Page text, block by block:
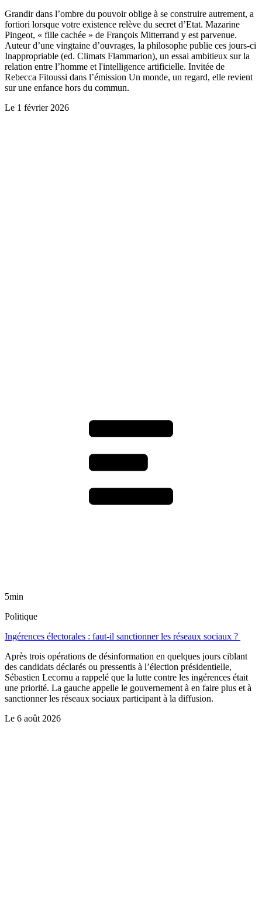
Grandir dans l’ombre du pouvoir oblige à se construire autrement, a
fortiori lorsque votre existence relève du secret d’Etat. Mazarine
Pingeot, « fille cachée » de François Mitterrand y est parvenue.
Auteur d’une vingtaine d’ouvrages, la philosophe publie ces jours-ci
Inappropriable (ed. Climats Flammarion), un essai ambitieux sur la
relation entre l’homme et l'intelligence artificielle. Invitée de
Rebecca Fitoussi dans l’émission Un monde, un regard, elle revient
sur une enfance hors du commun.
Le 1 février 2026
5min
Politique
Ingérences électorales : faut-il sanctionner les réseaux sociaux ?
Après trois opérations de désinformation en quelques jours ciblant
des candidats déclarés ou pressentis à l’élection présidentielle,
Sébastien Lecornu a rappelé que la lutte contre les ingérences était
une priorité. La gauche appelle le gouvernement à en faire plus et à
sanctionner les réseaux sociaux participant à la diffusion.
Le 6 août 2026